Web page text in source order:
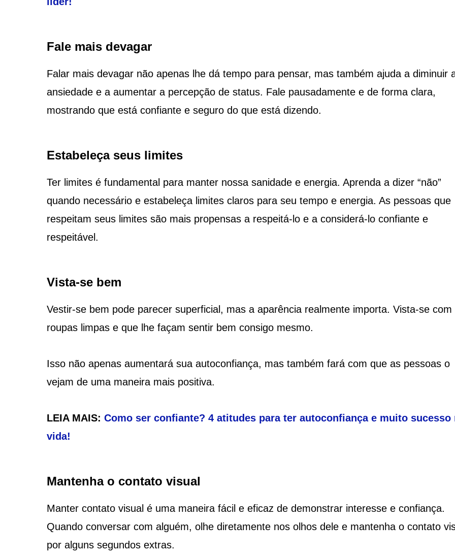
Fale mais devagar
Falar mais devagar não apenas lhe dá tempo para pensar, mas também ajuda a diminuir
ansiedade e a aumentar a percepção de status. Fale pausadamente e de forma clara,
mostrando que está confiante e seguro do que está dizendo.
Estabeleça seus limites
Ter limites é fundamental para manter nossa sanidade e energia. Aprenda a dizer “não”
quando necessário e estabeleça limites claros para seu tempo e energia. As pessoas que
respeitam seus limites são mais propensas a respeitá-lo e a considerá-lo confiante e
respeitável.
Vista-se bem
Vestir-se bem pode parecer superficial, mas a aparência realmente importa. Vista-se com
roupas limpas e que lhe façam sentir bem consigo mesmo.
Isso não apenas aumentará sua autoconfiança, mas também fará com que as pessoas o
vejam de uma maneira mais positiva.
LEIA MAIS: Como ser confiante? 4 atitudes para ter autoconfiança e muito sucesso
vida!
Mantenha o contato visual
Manter contato visual é uma maneira fácil e eficaz de demonstrar interesse e confiança.
Quando conversar com alguém, olhe diretamente nos olhos dele e mantenha o contato
por alguns segundos extras.